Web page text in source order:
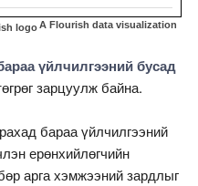
A Flourish data visualization
үйлчилгээний бусад
зарцуулж байна.
бараа үйлчилгээний
ерөнхийлөгчийн
арга хэмжээний зардлыг